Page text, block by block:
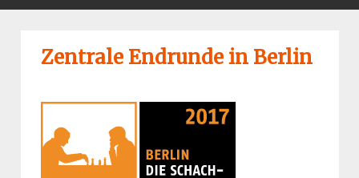
Zentrale Endrunde in Berlin